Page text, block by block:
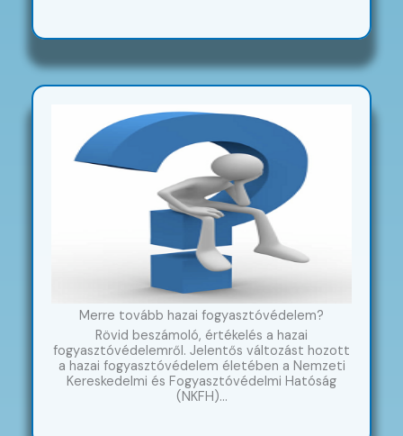
Merre tovább hazai fogyasztóvédelem?
Rövid beszámoló, értékelés a hazai
fogyasztóvédelemről. Jelentős változást hozott
a hazai fogyasztóvédelem életében a Nemzeti
Kereskedelmi és Fogyasztóvédelmi Hatóság
(NKFH)…